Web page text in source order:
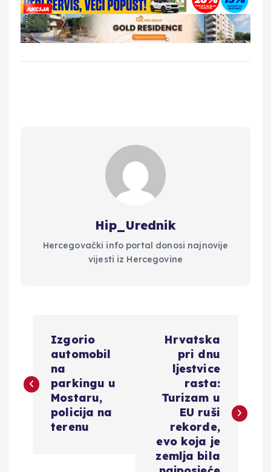
Hip_Urednik
Hercegovački info portal donosi najnovije
vijesti iz Hercegovine
v
Izgorio
automobil
na
parkingu u
Mostaru,
policija na
terenu
Hrvatska
pri dnu
ljestvice
rasta:
Turizam u
EU ruši
rekorde,
evo koja je
zemlja bila